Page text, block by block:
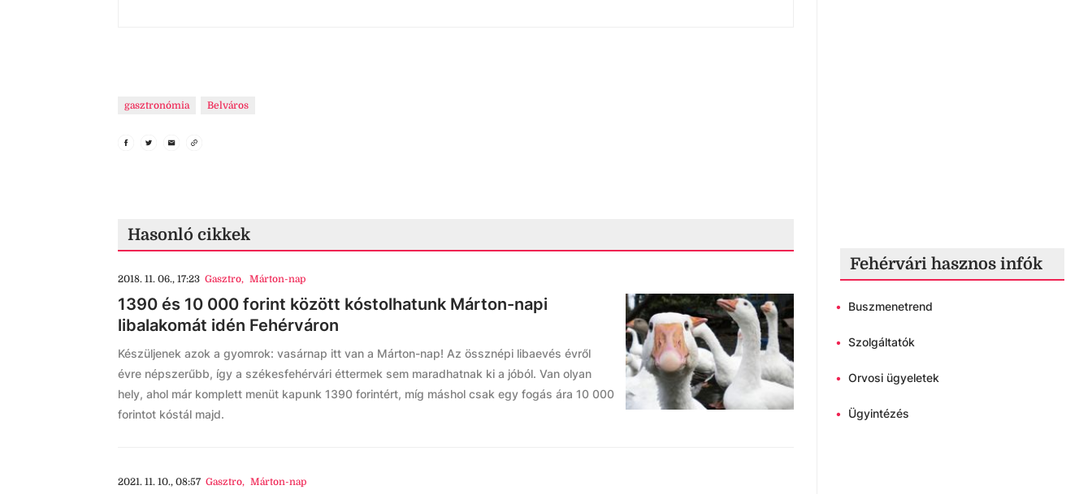
gasztronómia Belváros
Hasonló cikkek
2018. 11. 06., 17:23 Gasztro, Márton-nap
1390 és 10 000 forint között kóstolhatunk Márton-napi
libalakomát idén Fehérváron
Készüljenek azok a gyomrok: vasárnap itt van a Márton-nap! Az össznépi libaevés évről
évre népszerűbb, így a székesfehérvári éttermek sem maradhatnak ki a jóból. Van olyan
hely, ahol már komplett menüt kapunk 1390 forintért, míg máshol csak egy fogás ára 10 000
forintot kóstál majd.
2021. 11. 10., 08:57 Gasztro, Márton-nap
Fehérvári hasznos infók
• Buszmenetrend
• Szolgáltatók
• Orvosi ügyeletek
• Ügyintézés